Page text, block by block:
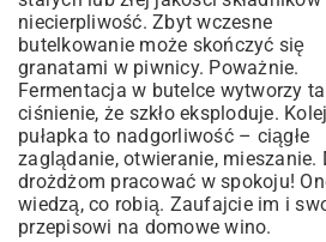
niecierpliwość. Zbyt wczesne
butelkowanie może skończyć się
granatami w piwnicy. Poważnie.
Fermentacja w butelce wytworzy
ciśnienie, że szkło eksploduje.
pułapka to nadgorliwość – ciągłe
zaglądanie, otwieranie, mieszanie.
drożdżom pracować w spokoju!
wiedzą, co robią. Zaufajcie im i
przepisowi na domowe wino.